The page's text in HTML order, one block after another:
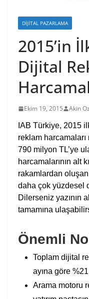
DIJITAL PAZARLAMA
2015’in
Dijital
Ekim 19, 2015
Akin
IAB Türkiye, 2015
reklam harcamaları
790 milyon TL’ye
harcamalarının alt
rakamlardan
daha çok yüzdesel
Dilerseniz yazının
tamamına
Önemli
Toplam dijital
ayına göre
Arama motoru